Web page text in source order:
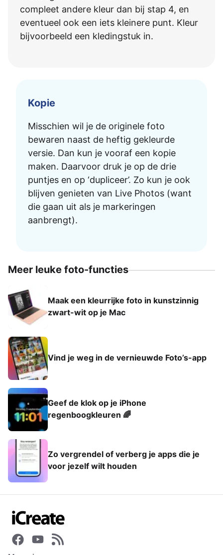
compleet andere kleur dan bĳ stap 4, en
eventueel ook een iets kleinere punt. Kleur
bĳvoorbeeld een kledingstuk in.
Kopie
Misschien wil je de originele foto
bewaren naast de heftig gekleurde
versie. Dan kun je vooraf een kopie
maken. Daarvoor druk je op de drie
puntjes en op ‘dupliceer’. Zo kun je ook
blĳven genieten van Live Photos (want
die gaan uit als je markeringen
aanbrengt).
Meer leuke foto-functies
Maak een kleurrijke foto in kunstzinnig
zwart-wit op je Mac
Vind je weg in de vernieuwde Foto’s-app
Geef de klok op je iPhone
regenboogkleuren 🌈
Zo vergrendel of verberg je apps die je
voor jezelf wilt houden